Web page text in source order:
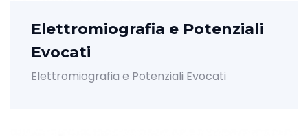
Elettromiografia e Potenziali
Evocati
Elettromiografia e Potenziali Evocati